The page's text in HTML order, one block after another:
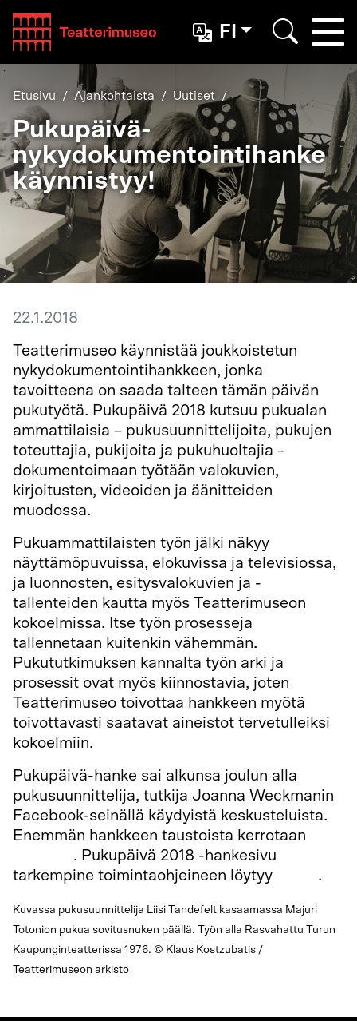
Teatterimuseo
FI
Etusivu Ajankohtaista Uutiset
Pukupäivä-
nykydokumentointihanke
käynnistyy!
22.1.2018
Teatterimuseo käynnistää joukkoistetun
nykydokumentointihankkeen, jonka
tavoitteena on saada talteen tämän päivän
pukutyötä. Pukupäivä 2018 kutsuu pukualan
ammattilaisia – pukusuunnittelijoita, pukujen
toteuttajia, pukijoita ja pukuhuoltajia –
dokumentoimaan työtään valokuvien,
kirjoitusten, videoiden ja äänitteiden
muodossa.
Pukuammattilaisten työn jälki näkyy
näyttämöpuvuissa, elokuvissa ja televisiossa,
ja luonnosten, esitysvalokuvien ja -
tallenteiden kautta myös Teatterimuseon
kokoelmissa. Itse työn prosesseja
tallennetaan kuitenkin vähemmän.
Pukututkimuksen kannalta työn arki ja
prosessit ovat myös kiinnostavia, joten
Teatterimuseo toivottaa hankkeen myötä
toivottavasti saatavat aineistot tervetulleiksi
kokoelmiin.
Pukupäivä-hanke sai alkunsa joulun alla
pukusuunnittelija, tutkija Joanna Weckmanin
Facebook-seinällä käydyistä keskusteluista.
Enemmän hankkeen taustoista kerrotaan
. Pukupäivä 2018 -hankesivu
tarkempine toimintaohjeineen löytyy
.
Kuvassa pukusuunnittelija Liisi Tandefelt kasaamassa Majuri
Totonion pukua sovitusnuken päällä. Työn alla Rasvahattu Turun
Kaupunginteatterissa 1976. © Klaus Kostzubatis /
Teatterimuseon arkisto